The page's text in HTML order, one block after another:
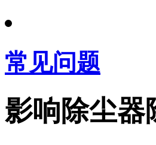
常见问题
影响除尘器